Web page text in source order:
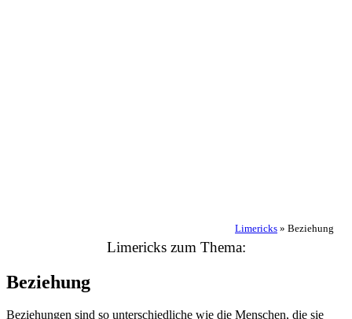
Limericks » Beziehung
Limericks zum Thema:
Beziehung
Beziehungen sind so unterschiedliche wie die Menschen, die sie